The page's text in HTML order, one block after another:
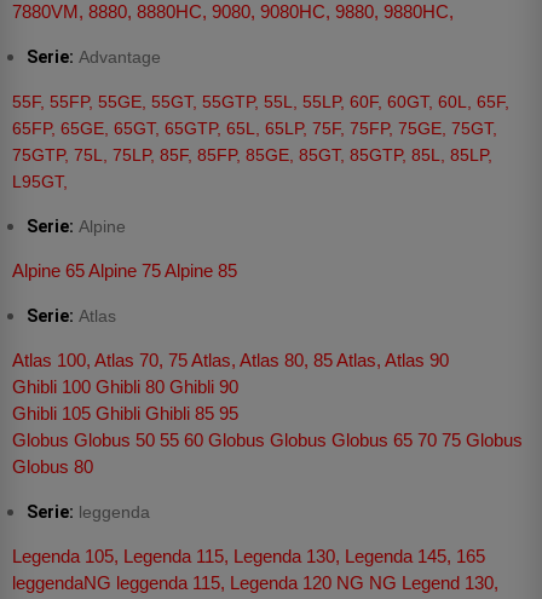
7880VM, 8880, 8880HC, 9080, 9080HC, 9880, 9880HC,
Serie: Advantage
55F, 55FP, 55GE, 55GT, 55GTP, 55L, 55LP, 60F, 60GT, 60L, 65F,
65FP, 65GE, 65GT, 65GTP, 65L, 65LP, 75F, 75FP, 75GE, 75GT,
75GTP, 75L, 75LP, 85F, 85FP, 85GE, 85GT, 85GTP, 85L, 85LP,
L95GT,
Serie: Alpine
Alpine 65 Alpine 75 Alpine 85
Serie: Atlas
Atlas 100, Atlas 70, 75 Atlas, Atlas 80, 85 Atlas, Atlas 90
Ghibli 100 Ghibli 80 Ghibli 90
Ghibli 105 Ghibli Ghibli 85 95
Globus Globus 50 55 60 Globus Globus Globus 65 70 75 Globus
Globus 80
Serie: leggenda
Legenda 105, Legenda 115, Legenda 130, Legenda 145, 165
leggendaNG leggenda 115, Legenda 120 NG NG Legend 130,